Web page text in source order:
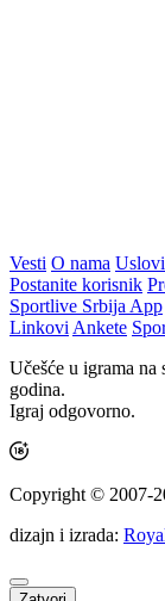
Vesti O nama
Postanite korisnik
Sportlive Srbija App
Linkovi Ankete
Učešće u igrama
godina.
Igraj odgovorno.
Copyright © 2007-
dizajn i izrada: